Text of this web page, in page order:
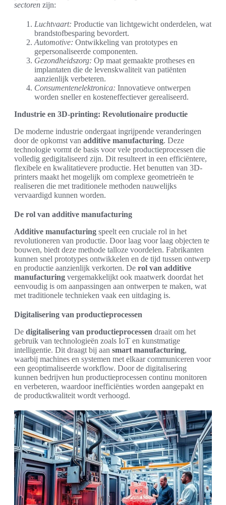
sectoren zijn:
Luchtvaart: Productie van lichtgewicht onderdelen, wat
brandstofbesparing bevordert.
Automotive: Ontwikkeling van prototypes en
gepersonaliseerde componenten.
Gezondheidszorg: Op maat gemaakte protheses en
implantaten die de levenskwaliteit van patiënten
aanzienlijk verbeteren.
Consumentenelektronica: Innovatieve ontwerpen
worden sneller en kosteneffectiever gerealiseerd.
Industrie en 3D-printing: Revolutionaire productie
De moderne industrie ondergaat ingrijpende veranderingen
door de opkomst van additive manufacturing. Deze
technologie vormt de basis voor vele productieprocessen die
volledig gedigitaliseerd zijn. Dit resulteert in een efficiëntere,
flexibele en kwalitatievere productie. Het benutten van 3D-
printers maakt het mogelijk om complexe geometrieën te
realiseren die met traditionele methoden nauwelijks
vervaardigd kunnen worden.
De rol van additive manufacturing
Additive manufacturing speelt een cruciale rol in het
revolutioneren van productie. Door laag voor laag objecten te
bouwen, biedt deze methode talloze voordelen. Fabrikanten
kunnen snel prototypes ontwikkelen en de tijd tussen ontwerp
en productie aanzienlijk verkorten. De rol van additive
manufacturing vergemakkelijkt ook maatwerk doordat het
eenvoudig is om aanpassingen aan ontwerpen te maken, wat
met traditionele technieken vaak een uitdaging is.
Digitalisering van productieprocessen
De digitalisering van productieprocessen draait om het
gebruik van technologieën zoals IoT en kunstmatige
intelligentie. Dit draagt bij aan smart manufacturing,
waarbij machines en systemen met elkaar communiceren voor
een geoptimaliseerde workflow. Door de digitalisering
kunnen bedrijven hun productieprocessen continu monitoren
en verbeteren, waardoor inefficiënties worden aangepakt en
de productkwaliteit wordt verhoogd.